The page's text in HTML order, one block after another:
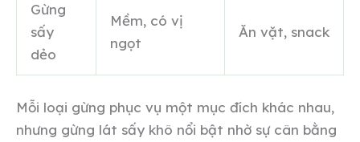
Gừng
sấy
dẻo
Mềm, có vị
ngọt
Ăn vặt, snack
Mỗi loại gừng phục vụ một mục đích khác nhau,
nhưng gừng lát sấy khô nổi bật nhờ sự cân bằng